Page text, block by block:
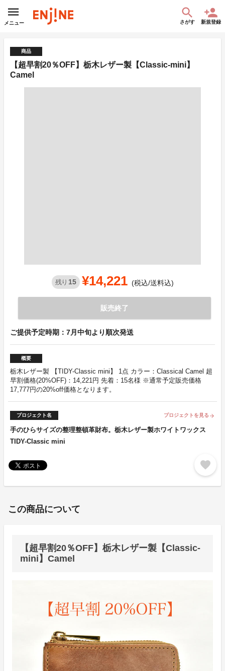
メニュー さがす 新規登録
商品
【超早割20％OFF】栃木レザー製【Classic-mini】
Camel
残り 15 ¥14,221 (税込/送料込)
販売終了
ご提供予定時期：7月中旬より順次発送
概要
栃木レザー製 【TIDY-Classic mini】 1点 カラー：Classical Camel 超
早割価格(20%OFF)：14,221円 先着：15名様 ※通常予定販売価格
17,777円の20%off価格となります。
プロジェクト名 プロジェクトを見る arrow_forward
手のひらサイズの整理整頓革財布。栃木レザー製ホワイトワックス
TIDY-Classic mini
favorite
この商品について
【超早割20％OFF】栃木レザー製【Classic-
mini】Camel